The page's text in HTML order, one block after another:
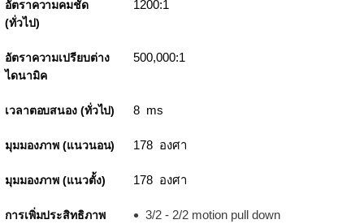
อัตราความคมชัด
(ทั่วไป)
1200:1
อัตราความเปรียบต่าง
ไดนามิค
500,000:1
เวลาตอบสนอง (ทั่วไป) 8 ms
มุมมองภาพ (แนวนอน) 178 องศา
มุมมองภาพ (แนวตั้ง) 178 องศา
การเพิ่มประสิทธิภาพ
3/2 - 2/2 motion pull down